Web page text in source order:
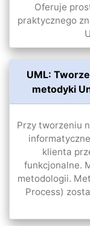
Oferuje
praktycznego
UML:
metodyki
Przy tworzeniu
klienta
funkcjonalne.
metodologii.
Process)